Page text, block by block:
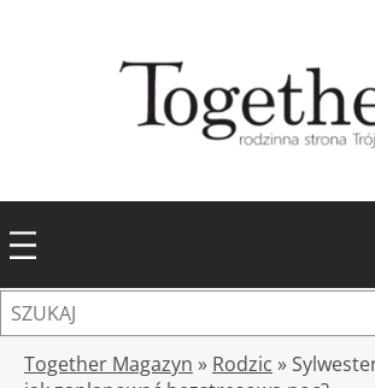
z
Together Magazyn » Rodzic »